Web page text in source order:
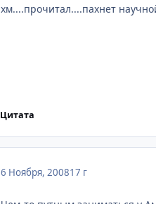
хм....прочитал....пахнет
Цитата
6 Ноября, 200817 г